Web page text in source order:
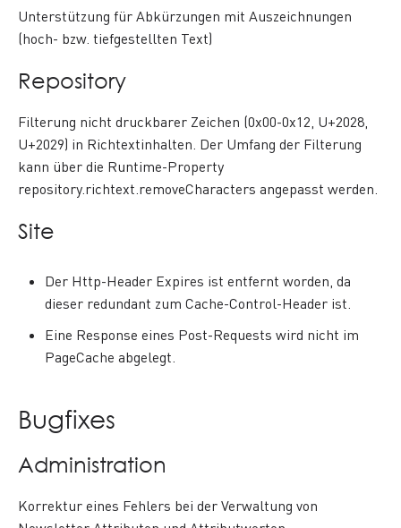
Unterstützung für Abkürzungen mit Auszeichnungen
(hoch- bzw. tiefgestellten Text)
Repository
Filterung nicht druckbarer Zeichen (0x00-0x12, U+2028,
U+2029) in Richtextinhalten. Der Umfang der Filterung
kann über die Runtime-Property
repository.richtext.removeCharacters angepasst werden.
Site
Der Http-Header Expires ist entfernt worden, da
dieser redundant zum Cache-Control-Header ist.
Eine Response eines Post-Requests wird nicht im
PageCache abgelegt.
Bugfixes
Administration
Korrektur eines Fehlers bei der Verwaltung von